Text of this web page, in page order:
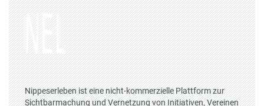
Nippeserleben ist eine nicht-kommerzielle Plattform zur
Sichtbarmachung und Vernetzung von Initiativen, Vereinen